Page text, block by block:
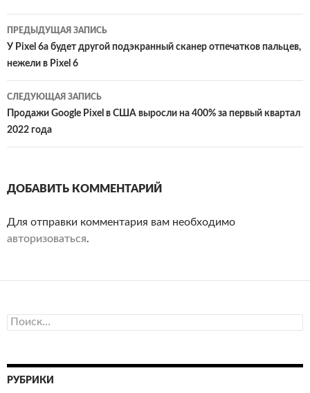
Навигация
по
ПРЕДЫДУЩАЯ ЗАПИСЬ
У Pixel 6a будет другой подэкранный сканер отпечатков пальцев,
нежели в Pixel 6
СЛЕДУЮЩАЯ ЗАПИСЬ
Продажи Google Pixel в США выросли на 400% за первый квартал
2022 года
ДОБАВИТЬ КОММЕНТАРИЙ
Для отправки комментария вам необходимо
авторизоваться.
Найти:
РУБРИКИ